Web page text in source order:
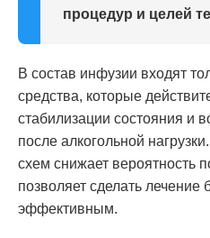
процедур и целей
В состав инфузии входят
средства, которые
стабилизации состояния и
после алкогольной
схем снижает вероятность
позволяет сделать лечение
эффективным.